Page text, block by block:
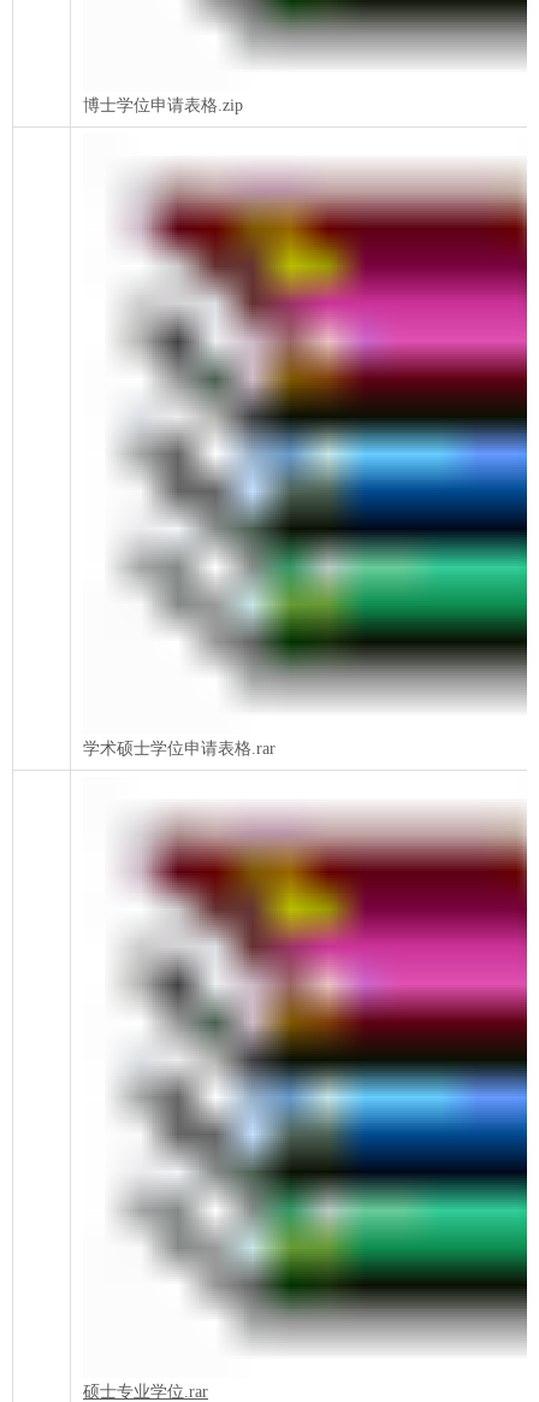
博士学位申请表格.zip
学术硕士学位申请表格.rar
硕士专业学位.rar